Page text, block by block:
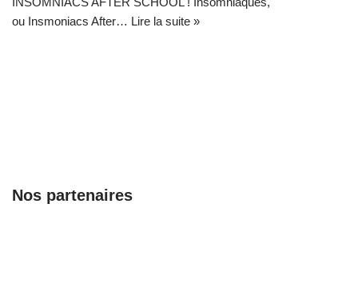
ou Insmoniacs After… Lire la suite »
Nos partenaires